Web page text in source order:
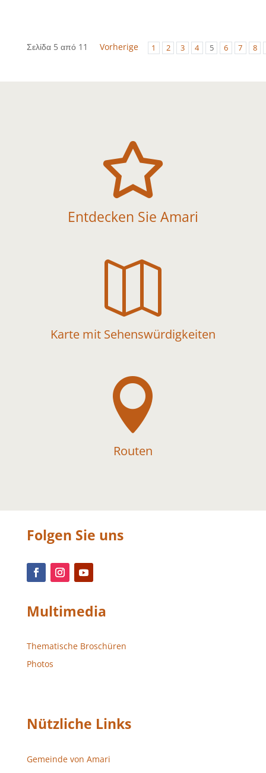
Σελίδα 5 από 11 Vorherige 1 2 3 4 5 6 7 8

Entdecken Sie Amari

Karte mit Sehenswürdigkeiten

Routen
Folgen Sie uns
Multimedia
Thematische Broschüren
Photos
Nützliche Links
Gemeinde von Amari